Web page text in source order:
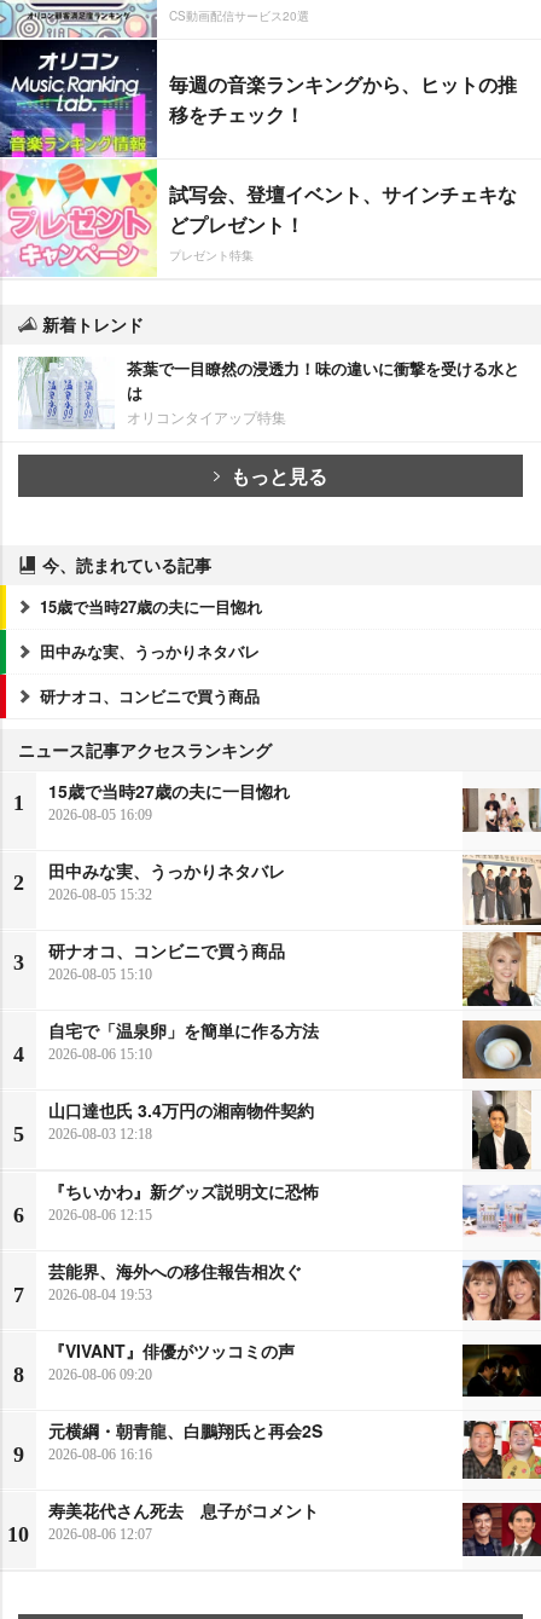
CS動画配信サービス20選
毎週の音楽ランキングから、ヒットの推
移をチェック！
試写会、登壇イベント、サインチェキな
どプレゼント！
プレゼント特集
新着トレンド
茶葉で一目瞭然の浸透力！味の違いに衝撃を受ける水と
は
オリコンタイアップ特集
もっと見る
今、読まれている記事
15歳で当時27歳の夫に一目惚れ
田中みな実、うっかりネタバレ
研ナオコ、コンビニで買う商品
ニュース記事アクセスランキング
1
15歳で当時27歳の夫に一目惚れ
2026-08-05 16:09
2
田中みな実、うっかりネタバレ
2026-08-05 15:32
3
研ナオコ、コンビニで買う商品
2026-08-05 15:10
4
自宅で「温泉卵」を簡単に作る方法
2026-08-06 15:10
5
山口達也氏 3.4万円の湘南物件契約
2026-08-03 12:18
6
『ちいかわ』新グッズ説明文に恐怖
2026-08-06 12:15
7
芸能界、海外への移住報告相次ぐ
2026-08-04 19:53
8
『VIVANT』俳優がツッコミの声
2026-08-06 09:20
9
元横綱・朝青龍、白鵬翔氏と再会2S
2026-08-06 16:16
10
寿美花代さん死去 息子がコメント
2026-08-06 12:07